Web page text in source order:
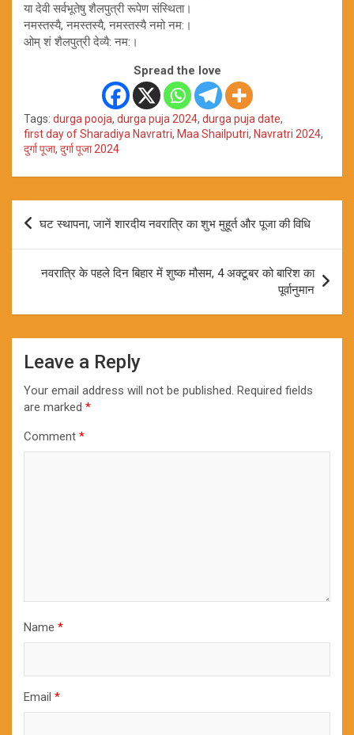
या देवी सर्वभूतेषु शैलपुत्री रूपेण संस्थिता।
नमस्तस्यै, नमस्तस्यै, नमस्तस्यै नमो नम:।
ओम् शं शैलपुत्री देव्यै: नम:।
Spread the love
Tags: durga pooja, durga puja 2024, durga puja date,
first day of Sharadiya Navratri, Maa Shailputri, Navratri 2024,
दुर्गा पूजा, दुर्गा पूजा 2024
Post
navigation
घट स्थापना, जानें शारदीय नवरात्रि का शुभ मुहूर्त और पूजा की विधि
नवरात्रि के पहले दिन बिहार में शुष्क मौसम, 4 अक्टूबर को बारिश का
पूर्वानुमान
Leave a Reply
Your email address will not be published. Required fields
are marked *
Comment *
Name *
Email *